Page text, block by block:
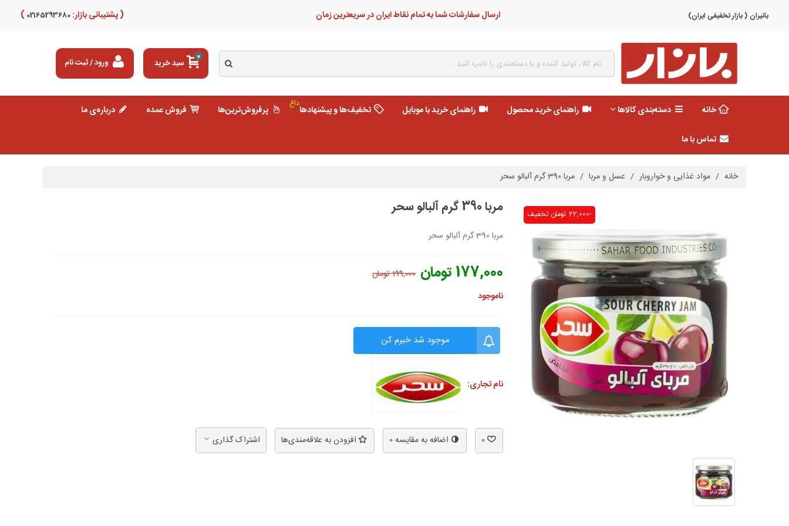
باتیران ( بازار تخفیفی ایران) ارسال سفارشات شما به تمام نقاط ایران در سریعترین زمان ( پشتیبانی بازار: 02165293680
)
0
سبد خرید ورود / ثبت نام
خانه دسته‌بندی کالاها راهنمای خرید محصول راهنمای خرید با موبایل تخفیف‌ها و پیشنهادهاداغ پرفروش‌ترین‌ها فروش عمده درباره‌ی ما
تماس با ما
خانه / مواد غذایی و خواروبار / عسل و مربا / مربا 390 گرم آلبالو سحر
تخفیف -22,000 تومان مربا 390 گرم آلبالو سحر
مربا 390 گرم آلبالو سحر
177,000 تومان
199,000 تومان
ناموجود
موجود شد خبرم کن
نام تجاری:
0 اضافه به مقایسه0 افزودن به علاقه‌مندی‌ها اشتراک گذاری